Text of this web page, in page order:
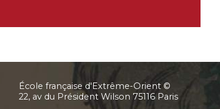
École française d'Extrême-Orient ©
22, av du Président Wilson 75116 Paris